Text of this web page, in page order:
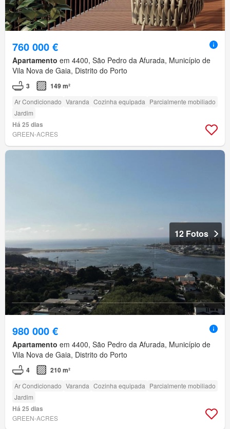
760 000 €
Apartamento em 4400, São Pedro da Afurada, Município de
Vila Nova de Gaia, Distrito do Porto
3 149 m²
Ar Condicionado Varanda Cozinha equipada Parcialmente mobiliado
Jardim
Há 25 dias
GREEN-ACRES
12 Fotos
980 000 €
Apartamento em 4400, São Pedro da Afurada, Município de
Vila Nova de Gaia, Distrito do Porto
4 210 m²
Ar Condicionado Varanda Cozinha equipada Parcialmente mobiliado
Jardim
Há 25 dias
GREEN-ACRES